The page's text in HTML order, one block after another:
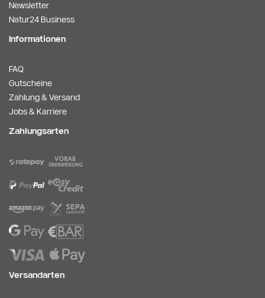
Newsletter
Natur24 Business
Informationen
FAQ
Gutscheine
Zahlung & Versand
Jobs & Karriere
Zahlungsarten
Versandarten